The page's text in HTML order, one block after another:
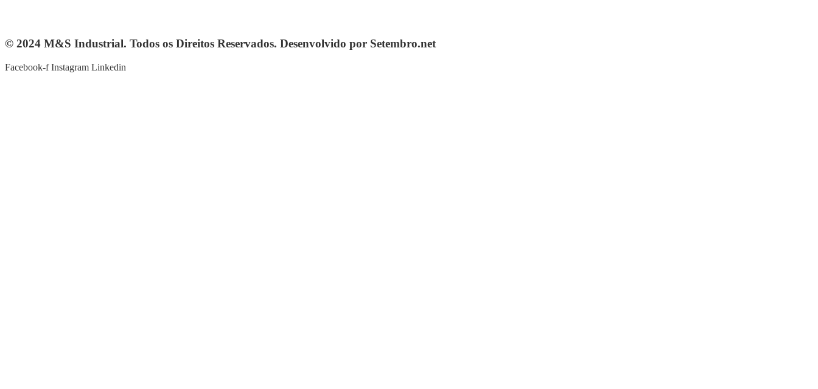
© 2024 M&S Industrial. Todos os Direitos Reservados. Desenvolvido por Setembro.net
Facebook-f Instagram Linkedin